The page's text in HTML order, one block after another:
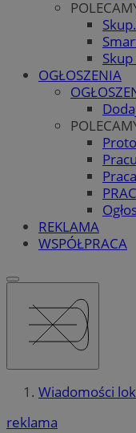
OGŁOSZENIA
REKLAMA
WSPÓŁPRACA
Wiadomości
reklama